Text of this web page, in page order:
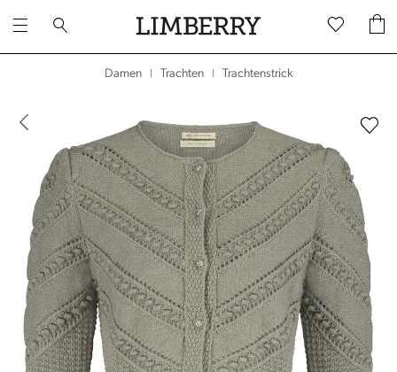
Damen Trachten Trachtenstrick